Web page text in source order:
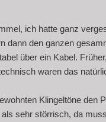
ich hatte ganz
dann den ganzen
über ein Kabel.
waren das
Klingeltöne den
sehr störrisch, da